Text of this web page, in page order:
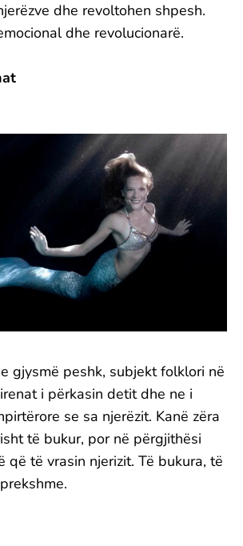
dhe revoltohen shpesh.
dhe revolucionarë.
gjysmë peshk, subjekt folklori në
i përkasin detit dhe ne i
se sa njerëzit. Kanë zëra
të bukur, por në përgjithësi
që të vrasin njerizit. Të bukura, të